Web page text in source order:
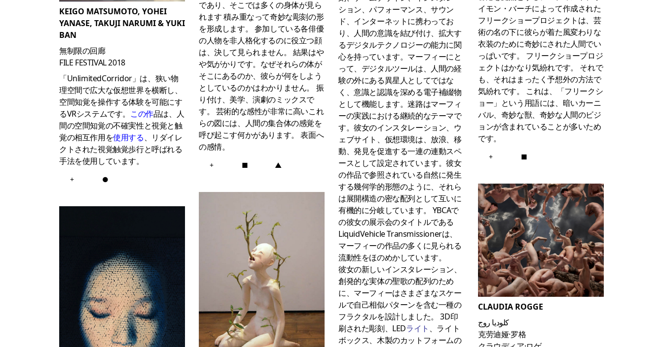
KEIGO MATSUMOTO, YOHEI
YANASE, TAKUJI NARUMI & YUKI
BAN
無制限の回廊
FILE FESTIVAL 2018
「UnlimitedCorridor」は、狭い物
理空間で広大な仮想世界を横断し、
空間知覚を操作する体験を可能にす
るVRシステムです。 この作品は、人
間の空間知覚の不確実性と視覚と触
覚の相互作用を使用する、リダイレ
クトされた視覚触覚歩行と呼ばれる
手法を使用しています。
+ ●
であり、そこでは多くの身体が見ら
れます 積み重なって奇妙な彫刻の形
を形成します。 参加している各俳優
の人物を非人格化するのに役立つ顔
は、決して見られません。 結果はや
や気がかりです。なぜそれらの体が
そこにあるのか、彼らが何をしよう
としているのかはわかりません。 振
り付け、美学、演劇のミックスで
す。 芸術的な感性が非常に高いこれ
らの図には、人間の集合体の感覚を
呼び起こす何かがあります。 表面へ
の感情。
+ ■ ▲
ション、パフォーマンス、サウン
ド、インターネットに携わってお
り、人間の意識を結び付け、拡大す
るデジタルテクノロジーの能力に関
心を持っています。マーフィーにと
って、デジタルツールは、人間の経
験の外にある異星人としてではな
く、意識と認識を深める電子補綴物
として機能します。迷路はマーフィ
ーの実践における継続的なテーマで
す。彼女のインスタレーション、ウ
ェブサイト、仮想環境は、放浪、移
動、発見を促進する一連の連動スペ
ースとして設定されています。彼女
の作品で参照されている自然に発生
する幾何学的形態のように、それら
は展開構造の密な配列として互いに
有機的に分岐しています。 YBCAで
の彼女の展示会のタイトルである
LiquidVehicle Transmissionerは、
マーフィーの作品の多くに見られる
流動性をほのめかしています。
彼女の新しいインスタレーション、
創発的な実体の聖歌の配列のため
に、マーフィーはさまざまなスケー
ルで自己相似パターンを含む一種の
フラクタルを設計しました。 3D印
刷された彫刻、LEDライト 、ライト
ボックス、木製のカットフォームの
イモン・バーチによって作成された
フリークショープロジェクトは、芸
術の名の下に彼らが着た風変わりな
衣装のために奇妙にされた人間でい
っぱいです。
フリークショープロジ
ェクトはかなり気紛れです。
それで
も、それはまったく予想外の方法で
気紛れです。
これは、「フリークシ
ョー」という用語には、暗いカーニ
バル、奇妙な獣、奇妙な人間のビジ
ョンが含まれていることが多いため
です。
+ ■
CLAUDIA ROGGE
كلوديا روج
克劳迪娅·罗格